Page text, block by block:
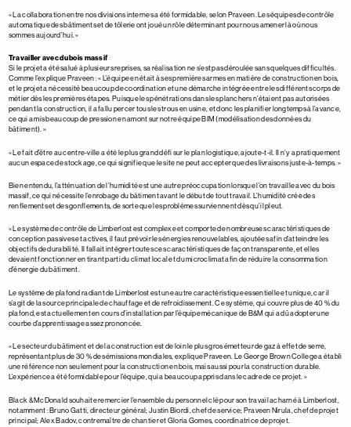
« La collaboration entre nos divisions internes a été formidable, selon Praveen. Les équipes de contrôle
automatique des bâtiments et de tôlerie ont joué un rôle déterminant pour nous amener là où nous
sommes aujourd’hui. »
Travailler avec du bois massif
Si le projet a été salué à plusieurs reprises, sa réalisation ne s’est pas déroulée sans quelques difficultés.
Comme l’explique Praveen : « L’équipe en était à ses premières armes en matière de construction en bois,
et le projet a nécessité beaucoup de coordination et une démarche intégrée entre les différents corps de
métier dès les premières étapes. Puisque les pénétrations dans les planchers n’étaient pas autorisées
pendant la construction, il a fallu percer tous les trous en usine, et donc les planifier longtemps à l’avance,
ce qui a mis beaucoup de pression en amont sur notre équipe BIM (modélisation des données du
bâtiment). »
« Le fait d’être au centre-ville a été le plus grand défi sur le plan logistique, ajoute-t-il. Il n’y a pratiquement
aucun espace de stockage, ce qui signifie que le site ne peut accepter que des livraisons juste-à-temps. »
Bien entendu, l’atténuation de l’humidité est une autre préoccupation lorsque l’on travaille avec du bois
massif, ce qui nécessite l’enrobage du bâtiment avant le début de tout travail. L’humidité crée des
renflements et des gonflements, de sorte que les problèmes surviennent dès qu’il pleut.
« Le système de contrôle de Limberlost est complexe et comporte de nombreuses caractéristiques de
conception passives et actives, il faut prévoir les énergies renouvelables, ajoutées afin d’atteindre les
objectifs de durabilité. Il fallait intégrer toutes ces caractéristiques de façon transparente, et elles
devaient fonctionner en tirant parti du climat local et du microclimat afin de réduire la consommation
d’énergie du bâtiment.
Le système de plafond radiant de Limberlost est une autre caractéristique essentielle et unique, car il
s’agit de la source principale de chauffage et de refroidissement. Ce système, qui couvre plus de 40 % du
plafond, est actuellement en cours d’installation par l’équipe mécanique de B&M qui a dû adopter une
courbe d’apprentissage assez prononcée.
« Le secteur du bâtiment et de la construction est de loin le plus gros émetteur de gaz à effet de serre,
représentant plus de 30 % des émissions mondiales, explique Praveen. Le George Brown College a établi
une référence non seulement pour la construction en bois, mais aussi pour la construction durable.
L’expérience a été formidable pour l’équipe, qui a beaucoup appris dans le cadre de ce projet. »
Black & McDonald souhaite remercier l’ensemble du personnel clé pour son travail acharné à Limberlost,
notamment : Bruno Gatti, directeur général; Justin Biordi, chef de service; Praveen Nirula, chef de projet
principal; Alex Badov, contremaître de chantier et Gloria Gomes, coordinatrice de projet.